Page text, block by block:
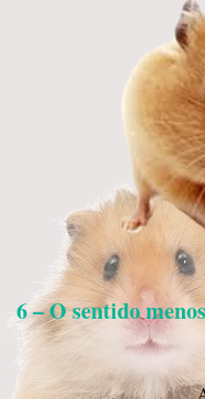
6 – O sentido